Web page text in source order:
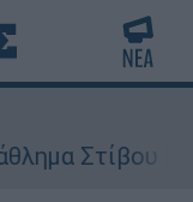
Κ20